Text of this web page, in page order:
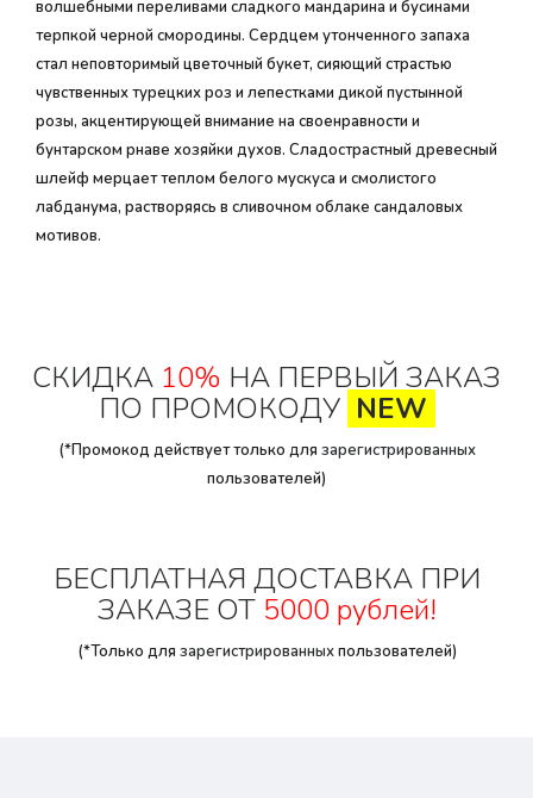
волшебными переливами сладкого мандарина и бусинами
терпкой черной смородины. Сердцем утонченного запаха
стал неповторимый цветочный букет, сияющий страстью
чувственных турецких роз и лепестками дикой пустынной
розы, акцентирующей внимание на своенравности и
бунтарском рнаве хозяйки духов. Сладострастный древесный
шлейф мерцает теплом белого мускуса и смолистого
лабданума, растворяясь в сливочном облаке сандаловых
мотивов.
СКИДКА 10% НА ПЕРВЫЙ ЗАКАЗ
ПО ПРОМОКОДУ NEW
(*Промокод действует только для зарегистрированных
пользователей)
БЕСПЛАТНАЯ ДОСТАВКА ПРИ
ЗАКАЗЕ ОТ 5000 рублей!
(*Только для зарегистрированныхпользователей)